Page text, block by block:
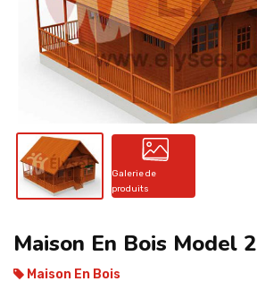
Galerie de
produits
Maison En Bois Model 2
Maison En Bois